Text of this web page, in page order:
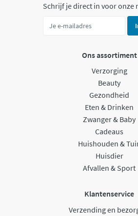
Schrijf je direct in voor onze
Ons assortiment
Verzorging
Beauty
Gezondheid
Eten & Drinken
Zwanger & Baby
Cadeaus
Huishouden &
Huisdier
Afvallen & Sport
Klantenservice
Verzending en